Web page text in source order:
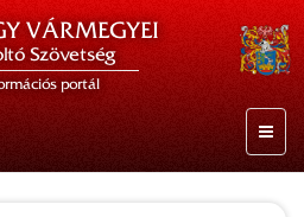
VÁRMEGYEI
Szövetség
portál